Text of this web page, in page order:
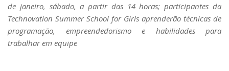
Pesquisa e Inovação
Linhas de Pesquisa
Centros, Núcleos e Projetos em Rede
Pós-doutorado
de janeiro, sábado, a partir das 14 horas; participantes da
Technovation Summer School for Girls aprenderão técnicas de
programação, empreendedorismo e habilidades para
trabalhar em equipe